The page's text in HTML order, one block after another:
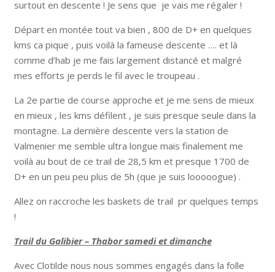
surtout en descente ! Je sens que je vais me régaler !
Départ en montée tout va bien , 800 de D+ en quelques
kms ca pique , puis voilà la fameuse descente …. et là
comme d’hab je me fais largement distancé et malgré
mes efforts je perds le fil avec le troupeau .
La 2e partie de course approche et je me sens de mieux
en mieux , les kms défilent , je suis presque seule dans la
montagne. La dernière descente vers la station de
Valmenier me semble ultra longue mais finalement me
voilà au bout de ce trail de 28,5 km et presque 1700 de
D+ en un peu peu plus de 5h (que je suis looooogue) .
Allez on raccroche les baskets de trail pr quelques temps
!
Trail du Galibier – Thabor samedi et dimanche
Avec Clotilde nous nous sommes engagés dans la folle